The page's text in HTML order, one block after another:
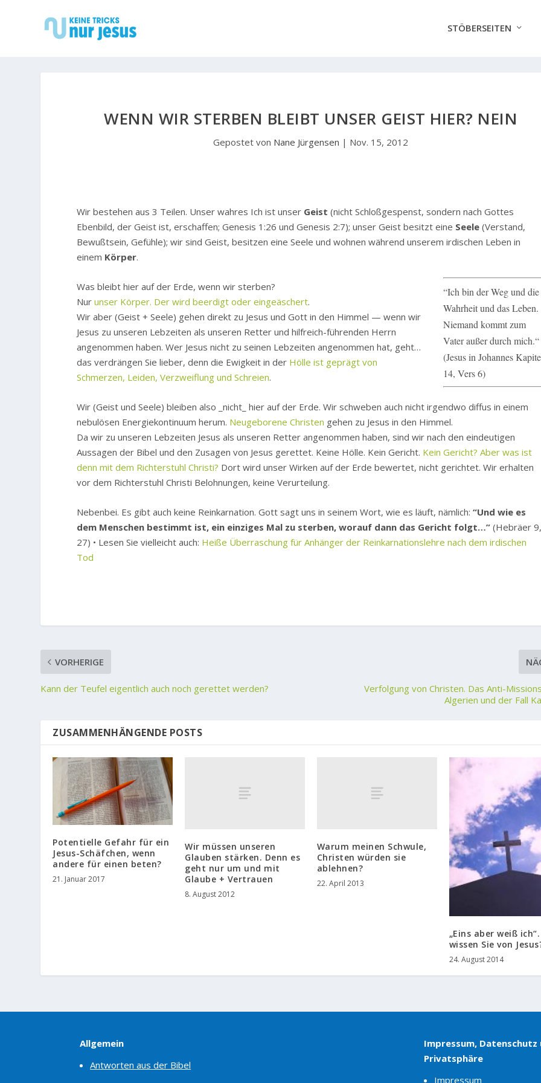
STÖBERSEITEN
WENN WIR STERBEN BLEIBT UNSER GEIST HIER? NEIN
Gepostet von Nane Jürgensen | Nov. 15, 2012
Wir bestehen aus 3 Teilen. Unser wahres Ich ist unser Geist (nicht Schloßgespenst, sondern nach Gottes
Ebenbild, der Geist ist, erschaffen; Genesis 1:26 und Genesis 2:7); unser Geist besitzt eine Seele (Verstand,
Bewußtsein, Gefühle); wir sind Geist, besitzen eine Seele und wohnen während unserem irdischen Leben in
einem Körper.
“Ich bin der Weg und die
Wahrheit und das Leben.
Niemand kommt zum
Vater außer durch mich.“
(Jesus in Johannes
14, Vers 6)
Was bleibt hier auf der Erde, wenn wir sterben?
Nurunser Körper. Der wird beerdigt oder eingeäschert.
Wir aber (Geist + Seele) gehen direkt zu Jesus und Gott in den Himmel — wenn wir
Jesus zu unseren Lebzeiten als unseren Retter und hilfreich-führenden Herrn
angenommen haben. Wer Jesus nicht zu seinen Lebzeiten angenommen hat, geht…
das verdrängen Sie lieber, denn die Ewigkeit in der Hölle ist geprägt von
Schmerzen, Leiden, Verzweiflung und Schreien.
Wir (Geist und Seele) bleiben also _nicht_ hier auf der Erde. Wir schweben auch nicht irgendwo diffus in einem
nebulösen Energiekontinuum herum. Neugeborene Christen gehen zu Jesus in den Himmel.
Da wir zu unseren Lebzeiten Jesus als unseren Retter angenommen haben, sind wir nach den eindeutigen
Aussagen der Bibel und den Zusagen von Jesus gerettet. Keine Hölle. Kein Gericht. Kein Gericht? Aber was ist
denn mit dem Richterstuhl Christi? Dort wird unser Wirken auf der Erde bewertet, nicht gerichtet. Wir erhalten
vor dem Richterstuhl Christi Belohnungen, keine Verurteilung.
Nebenbei. Es gibt auch keine Reinkarnation. Gott sagt uns in seinem Wort, wie es läuft, nämlich:“Und wie es
dem Menschen bestimmt ist, ein einziges Mal zu sterben, worauf dann das Gericht folgt…” (Hebräer
27) • Lesen Sie vielleicht auch: Heiße Überraschung für Anhänger der Reinkarnationslehre nach dem irdischen
Tod
VORHERIGE
Kann der Teufel eigentlich auch noch gerettet werden?
Verfolgung von Christen. Das Anti-
Algerien und der Fall
ZUSAMMENHÄNGENDE POSTS
Potentielle Gefahr für ein
Jesus-Schäfchen, wenn
andere für einen beten?
21. Januar 2017
Wir müssen unseren
Glauben stärken. Denn es
geht nur um und mit
Glaube + Vertrauen
8. August 2012
Warum meinen Schwule,
Christen würden sie
ablehnen?
22. April 2013
„Eins aber weiß
wissen Sie von
24. August 2014
Allgemein
Antworten aus der Bibel
Impressum, Datenschutz
Privatsphäre
Impressum